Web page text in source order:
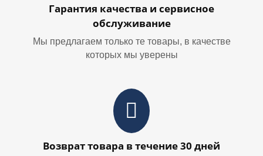
Гарантия качества и сервисное
обслуживание
Мы предлагаем только те товары, в качестве
которых мы уверены
Возврат товара в течение 30 дней